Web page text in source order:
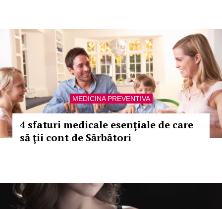
MEDICINA PREVENTIVA
4 sfaturi medicale esenţiale de care
să ţii cont de Sărbători